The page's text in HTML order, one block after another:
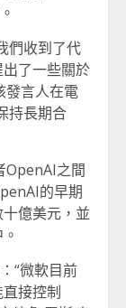
們收到了代
了一些關於
發言人在電
持長期合
OpenAI之間
的早期
億美元，並
“微軟目前
接控制